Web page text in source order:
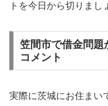
トを今日から切りまし
笠間市で借金問題
コメント
実際に茨城にお住まい